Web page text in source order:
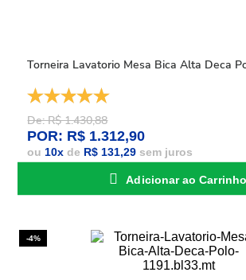
Torneira Lavatorio Mesa Bica Alta Deca
De: R$ 1.430,88
POR: R$ 1.312,90
ou 10x de R$ 131,29 sem juros
Adicionar ao Carrinho
-4%